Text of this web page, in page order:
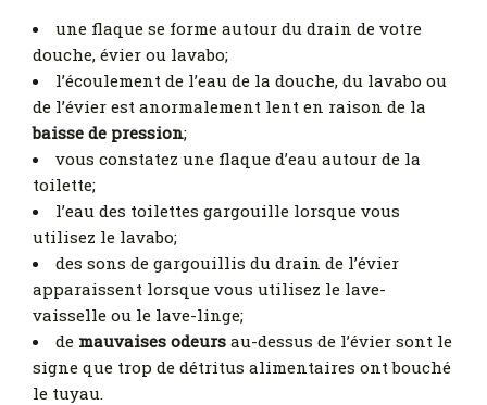
une flaque se forme autour du drain de votre
douche, évier ou lavabo;
l’écoulement de l’eau de la douche, du lavabo ou
de l’évier est anormalement lent en raison de la
baisse de pression;
vous constatez une flaque d’eau autour de la
toilette;
l’eau des toilettes gargouille lorsque vous
utilisez le lavabo;
des sons de gargouillis du drain de l’évier
apparaissent lorsque vous utilisez le lave-
vaisselle ou le lave-linge;
de mauvaises odeurs au-dessus de l’évier sont le
signe que trop de détritus alimentaires ont bouché
le tuyau.